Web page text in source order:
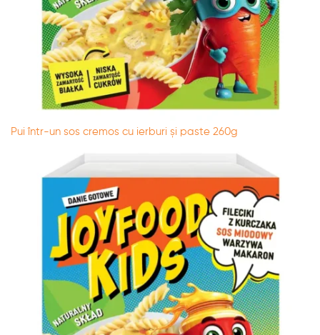
Pui într-un sos cremos cu ierburi și paste 260g